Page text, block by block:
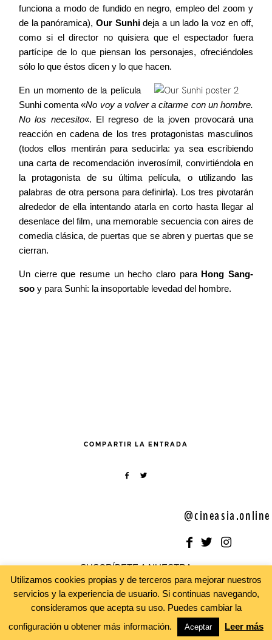
funciona a modo de fundido en negro, empleo del zoom y
de la panóramica), Our Sunhideja a un lado la voz en off,
como si el director no quisiera que el espectador fuera
partícipe de lo que piensan los personajes, ofreciéndoles
sólo lo que éstos dicen y lo que hacen.
En un momento de la película
Sunhi comenta «No voy a volver a citarme con un hombre.
No los necesito«. El regreso de la joven provocará una
reacción en cadena de los tres protagonistas masculinos
(todos ellos mentirán para seducirla: ya sea escribiendo
una carta de recomendación inverosímil, convirtiéndola en
la protagonista de su última película, o utilizando las
palabras de otra persona para definirla). Los tres pivotarán
alrededor de ella intentando atarla en corto hasta llegar al
desenlace del film, una memorable secuencia con aires de
comedia clásica, de puertas que se abren y puertas que se
cierran.
Un cierre que resume un hecho claro para Hong Sang-
soo y para Sunhi: la insoportable levedad del hombre.
COMPARTIR LA ENTRADA
@cineasia.online
SUSCRÍBETE A NUESTRA
Newsletter
Utilizamos cookies propias y de terceros para mejorar nuestros
servicios y la experiencia de usuario. Si continuas navegando,
consideramos que acepta su uso. Puedes cambiar la
configuración u obtener más información.
Aceptar Leer más